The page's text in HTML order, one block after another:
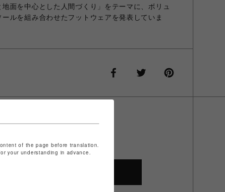
面を中心とした人間づくり」をテーマに、ボリュ
ルを組み合わせたフットウェアを発表していま
of the page before translation.
your understanding in advance.